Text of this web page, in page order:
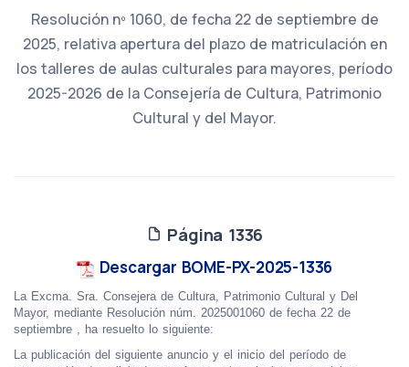
Resolución nº 1060, de fecha 22 de septiembre de
2025, relativa apertura del plazo de matriculación en
los talleres de aulas culturales para mayores, período
2025-2026 de la Consejería de Cultura, Patrimonio
Cultural y del Mayor.
Página 1336
Descargar BOME-PX-2025-1336
La Excma. Sra. Consejera de Cultura, Patrimonio Cultural y Del
Mayor, mediante Resolución núm. 2025001060 de fecha 22 de
septiembre , ha resuelto lo siguiente:
La publicación del siguiente anuncio y el inicio del período de